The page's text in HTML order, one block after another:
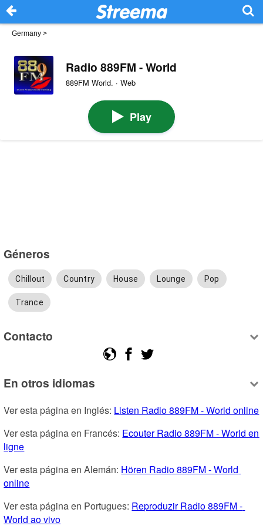
Germany >
Radio 889FM - World
889FM World. · Web
Play
Géneros
Chillout Country House Lounge Pop
Trance
Contacto
En otros idiomas
Ver esta página en Inglés: Listen Radio 889FM - World online
Ver esta página en Francés: Ecouter Radio 889FM - World en
ligne
Ver esta página en Alemán: Hören Radio 889FM - World
online
Ver esta página en Portugues: Reproduzir Radio 889FM -
World ao vivo